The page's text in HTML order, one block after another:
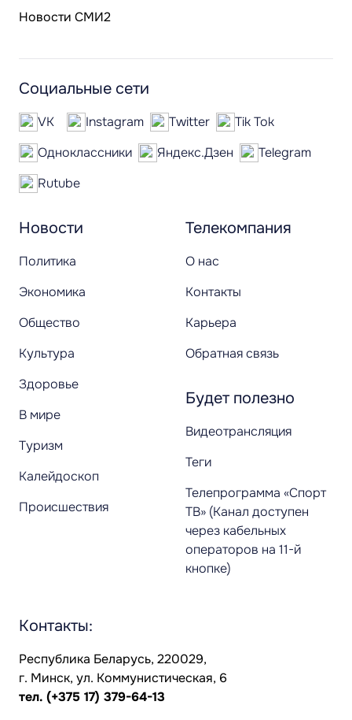
Новости СМИ2
Новости
Политика
Экономика
Общество
Культура
Здоровье
В мире
Туризм
Калейдоскоп
Происшествия
Телекомпания
О нас
Контакты
Карьера
Обратная связь
Будет полезно
Видеотрансляция
Теги
Телепрограмма «Спорт
ТВ» (Канал доступен
через кабельных
операторов на 11-й
кнопке)
Социальные сети
VK Instagram Twitter
Tik Tok
Одноклассники
Яндекс.Дзен
Telegram
Rutube
Контакты:
Республика Беларусь, 220029,
г. Минск, ул. Коммунистическая, 6
тел. (+375 17) 379-64-13